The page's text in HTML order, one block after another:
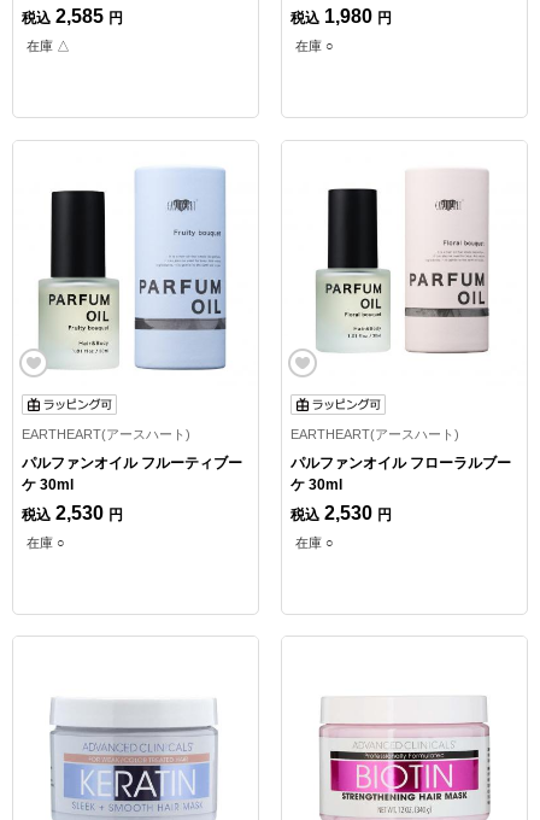
160g
税込 2,585 円
在庫 △
税込 1,980 円
在庫 ○
EARTHEART(アースハート)
パルファンオイル フルーティブー
ケ 30ml
税込 2,530 円
在庫 ○
EARTHEART(アースハート)
パルファンオイル フローラルブー
ケ 30ml
税込 2,530 円
在庫 ○